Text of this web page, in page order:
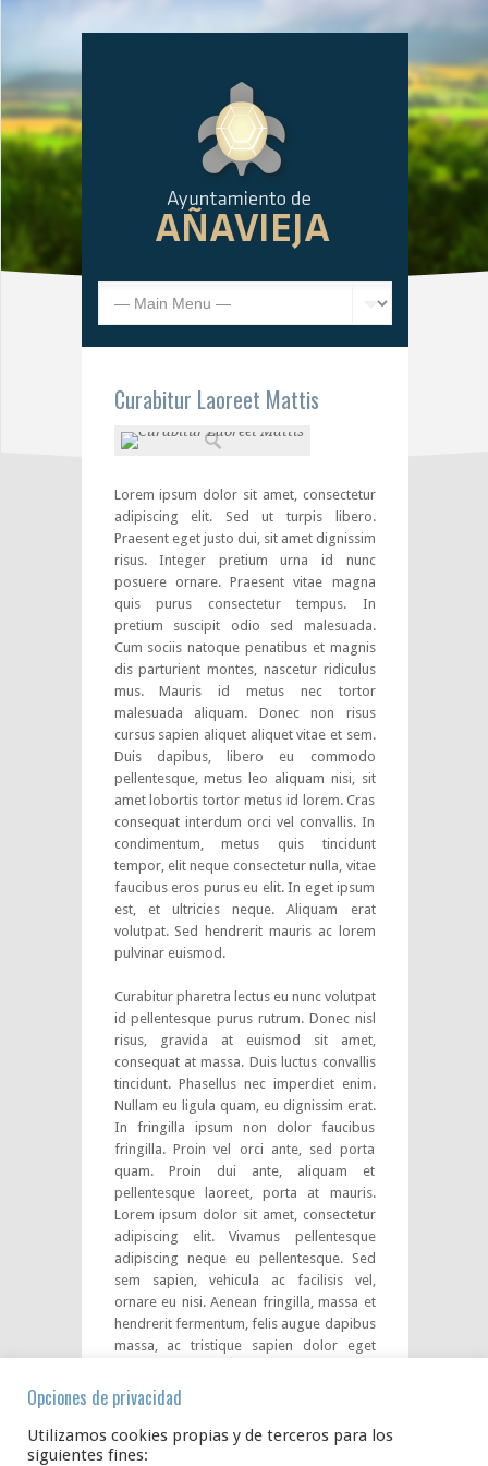
Curabitur Laoreet Mattis
Lorem ipsum dolor sit amet, consectetur
adipiscing elit. Sed ut turpis libero.
Praesent eget justo dui, sit amet dignissim
risus. Integer pretium urna id nunc
posuere ornare. Praesent vitae magna
quis purus consectetur tempus. In
pretium suscipit odio sed malesuada.
Cum sociis natoque penatibus et magnis
dis parturient montes, nascetur ridiculus
mus. Mauris id metus nec tortor
malesuada aliquam. Donec non risus
cursus sapien aliquet aliquet vitae et sem.
Duis dapibus, libero eu commodo
pellentesque, metus leo aliquam nisi, sit
amet lobortis tortor metus id lorem. Cras
consequat interdum orci vel convallis. In
condimentum, metus quis tincidunt
tempor, elit neque consectetur nulla, vitae
faucibus eros purus eu elit. In eget ipsum
est, et ultricies neque. Aliquam erat
volutpat. Sed hendrerit mauris ac lorem
pulvinar euismod.
Curabitur pharetra lectus eu nunc volutpat
id pellentesque purus rutrum. Donec nisl
risus, gravida at euismod sit amet,
consequat at massa. Duis luctus convallis
tincidunt. Phasellus nec imperdiet enim.
Nullam eu ligula quam, eu dignissim erat.
In fringilla ipsum non dolor faucibus
fringilla. Proin vel orci ante, sed porta
quam. Proin dui ante, aliquam et
pellentesque laoreet, porta at mauris.
Lorem ipsum dolor sit amet, consectetur
adipiscing elit. Vivamus pellentesque
adipiscing neque eu pellentesque. Sed
sem sapien, vehicula ac facilisis vel,
ornare eu nisi. Aenean fringilla, massa et
hendrerit fermentum, felis augue dapibus
massa, ac tristique sapien dolor eget
ultricies libero pellentesque nec. Nullam
sagittis consectetur vestibulum. Praesent
iaculis gravida erat vitae varius.
Opciones de privacidad
Utilizamos cookies propias y de terceros para los
siguientes fines: